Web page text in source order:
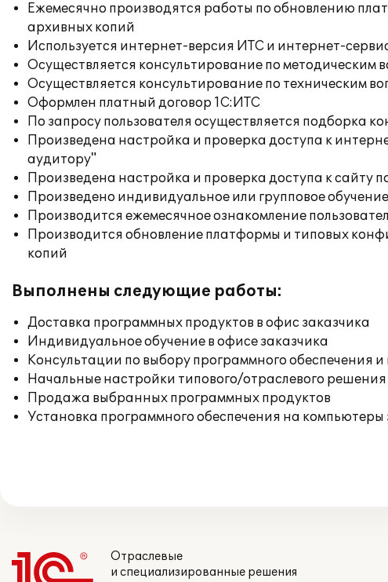
Ежемесячно производятся работы по обновлению
архивных копий
Используется интернет-версия ИТС и интернет-
Осуществляется консультирование по методическим
Осуществляется консультирование по техническим
Оформлен платный договор 1С:ИТС
По запросу пользователя осуществляется
Произведена настройка и проверка доступа к
аудитору"
Произведена настройка и проверка доступа к сайту
Произведено индивидуальное или групповое
Производится ежемесячное ознакомление
Производится обновление платформы и типовых
копий
Выполнены следующие работы:
Доставка программных продуктов в офис заказчика
Индивидуальное обучение в офисе заказчика
Консультации по выбору программного обеспечения
Начальные настройки типового/отраслевого
Продажа выбранных программных продуктов
Установка программного обеспечения на компьютеры
Отраслевые
и специализированные решения